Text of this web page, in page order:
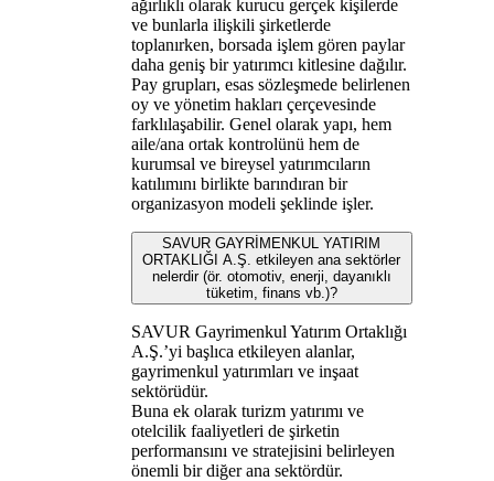
ağırlıklı olarak kurucu gerçek kişilerde
ve bunlarla ilişkili şirketlerde
toplanırken, borsada işlem gören paylar
daha geniş bir yatırımcı kitlesine dağılır.
Pay grupları, esas sözleşmede belirlenen
oy ve yönetim hakları çerçevesinde
farklılaşabilir. Genel olarak yapı, hem
aile/ana ortak kontrolünü hem de
kurumsal ve bireysel yatırımcıların
katılımını birlikte barındıran bir
organizasyon modeli şeklinde işler.
SAVUR GAYRİMENKUL YATIRIM
ORTAKLIĞI A.Ş. etkileyen ana sektörler
nelerdir (ör. otomotiv, enerji, dayanıklı
tüketim, finans vb.)?
SAVUR Gayrimenkul Yatırım Ortaklığı
A.Ş.’yi başlıca etkileyen alanlar,
gayrimenkul yatırımları ve inşaat
sektörüdür.
Buna ek olarak turizm yatırımı ve
otelcilik faaliyetleri de şirketin
performansını ve stratejisini belirleyen
önemli bir diğer ana sektördür.